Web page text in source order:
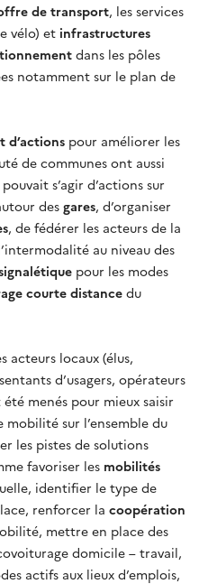
de transport, les services
vélo) et infrastructures
dans les pôles
notamment sur le plan de
d’actions pour améliorer les
de communes ont aussi
s’agir d’actions sur
des gares, d’organiser
, de fédérer les acteurs de la
au niveau des
pour les modes
courte distance du
acteurs locaux (élus,
d’usagers, opérateurs
menés pour mieux saisir
sur l’ensemble du
les pistes de solutions
favoriser les mobilités
identifier le type de
renforcer la coopération
mettre en place des
domicile – travail,
actifs aux lieux d’emplois,